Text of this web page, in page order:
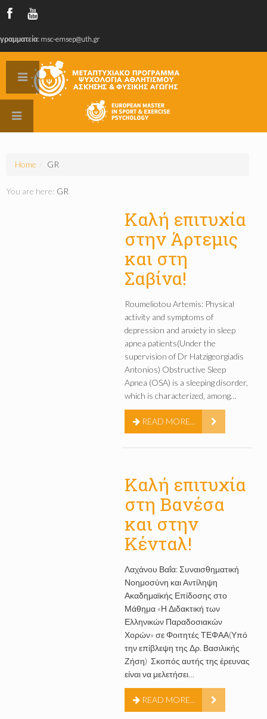
γραμματεία: msc-emsep@uth.gr
Home / GR
You are here: GR
Καλή επιτυχία
στην Άρτεμις
και στη
Σαβίνα!
Roumeliotou Artemis: Physical
activity and symptoms of
depression and anxiety in sleep
apnea patients(Under the
supervision of Dr Hatzigeorgiadis
Antonios) Obstructive Sleep
Apnea (OSA) is a sleeping disorder,
which is characterized, among…
READ MORE...
Καλή επιτυχία
στη Βανέσα
και στην
Κένταλ!
Λαχάνου Βαΐα: Συναισθηματική
Νοημοσύνη και Αντίληψη
Ακαδημαϊκής Επίδοσης στο
Μάθημα «Η Διδακτική των
Ελληνικών Παραδοσιακών
Χορών» σε Φοιτητές ΤΕΦΑΑ(Υπό
την επίβλεψη της Δρ. Βασιλικής
Ζήση) Σκοπός αυτής της έρευνας
είναι να μελετήσει…
READ MORE...